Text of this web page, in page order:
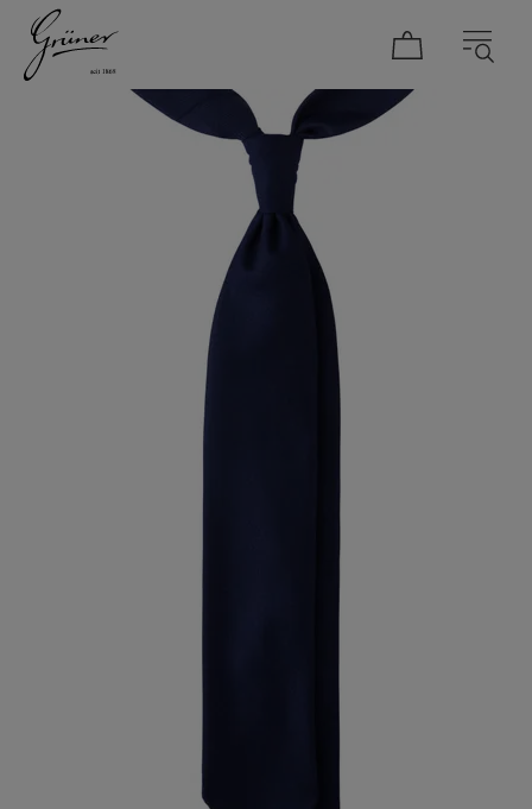
HERREN